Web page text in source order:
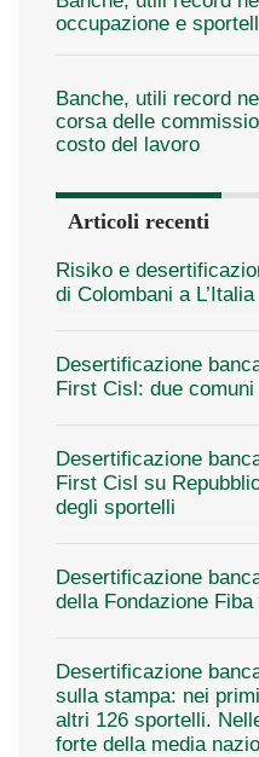
occupazione e
Banche, utili record
corsa delle
costo del lavoro
Articoli recenti
Risiko e
di Colombani a
Desertificazione
First Cisl: due
Desertificazione
First Cisl su
degli sportelli
Desertificazione
della Fondazione
Desertificazione
sulla stampa: nei
altri 126 sportelli.
forte della media